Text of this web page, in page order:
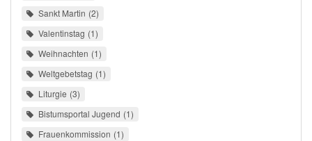
Sankt Martin 2
Valentinstag 1
Weihnachten 1
Weltgebetstag 1
Liturgie 3
Bistumsportal Jugend 1
Frauenkommission 1